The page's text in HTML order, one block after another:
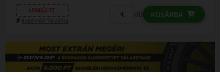
LENDÜLET
Kuponkód másolása
db KOSÁRBA